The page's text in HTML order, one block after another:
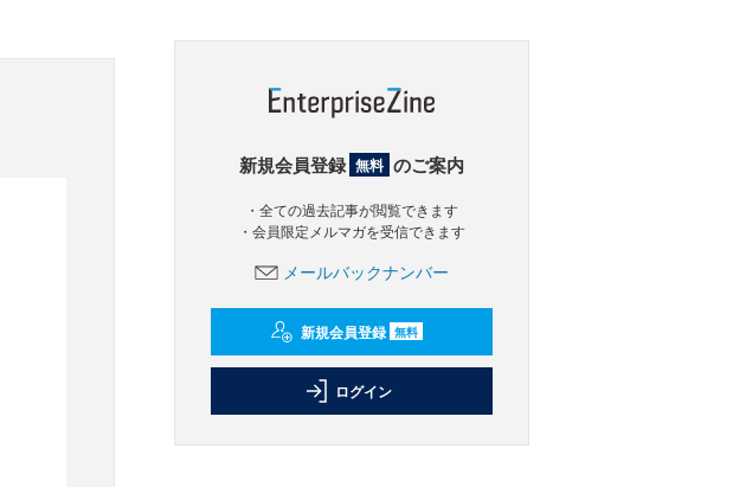
新規会員登録 無料 のご案内
・全ての過去記事が閲覧できます
・会員限定メルマガを受信できます
メールバックナンバー
新規会員登録 無料
ログイン